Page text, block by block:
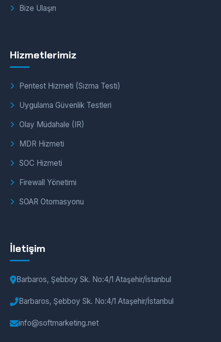
Bize Ulaşın
Hizmetlerimiz
Pentest Hizmeti (Sızma Testi)
Uygulama Güvenlik Testleri
Olay Müdahale (IR)
MDR Hizmeti
SOC Hizmeti
Firewall Yönetimi
SOAR Otomasyonu
İletişim
Barbaros, Şebboy Sk. No:4/1 Ataşehir/İstanbul
Barbaros, Şebboy Sk. No:4/1 Ataşehir/İstanbul
info@softmarketing.net